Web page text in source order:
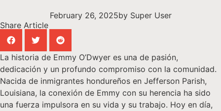
February 26, 2025bySuper User
Share Article
La historia de Emmy O’Dwyer es una de pasión,
dedicación y un profundo compromiso con la comunidad.
Nacida de inmigrantes hondureños en Jefferson Parish,
Louisiana, la conexión de Emmy con su herencia ha sido
una fuerza impulsora en su vida y su trabajo. Hoy en día,